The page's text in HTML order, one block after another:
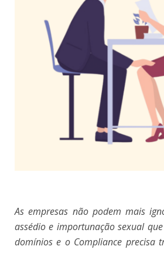
As empresas não podem mais
assédio e importunação sexual
domínios e o Compliance precisa